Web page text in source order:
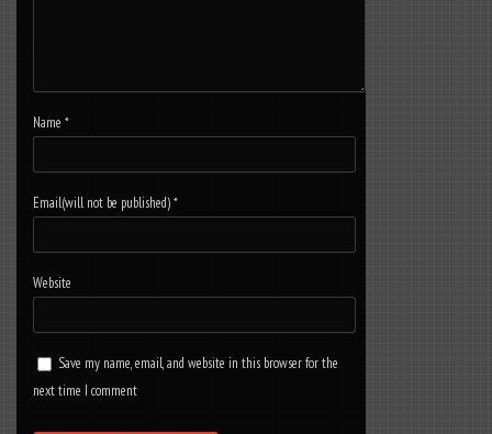
Name*
Email(will not be published)*
Website
Save my name, email, and website in this browser for the
next time I comment